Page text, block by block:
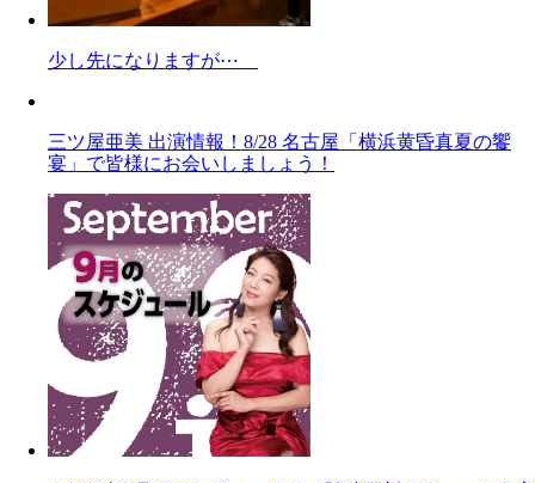
少し先になりますが⋯
三ツ屋亜美 出演情報！8/28 名古屋「横浜黄昏真夏の饗
宴」で皆様にお会いしましょう！